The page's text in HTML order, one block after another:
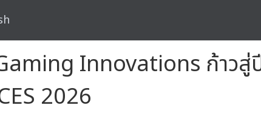
Innovations ก้าวสู่
2026